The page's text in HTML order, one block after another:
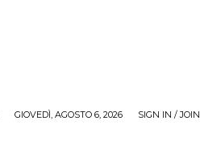
GIOVEDÌ, AGOSTO 6, 2026 SIGN IN / JOIN